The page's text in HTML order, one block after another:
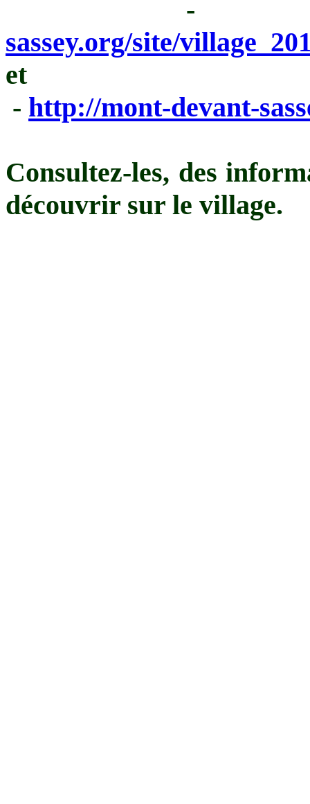
sassey.org/site/
et
- http://mont-devant-
Consultez-les, des
découvrir sur le village.